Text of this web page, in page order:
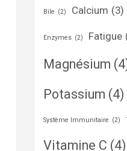
Bile (2) Calcium (3)
Enzymes (2) Fatigue
Magnésium
Potassium (4)
Système Immunitaire (2)
Vitamine C (4)